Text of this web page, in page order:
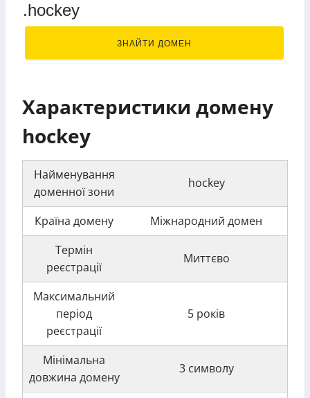
.hockey
ЗНАЙТИ ДОМЕН
Характеристики домену
hockey
Найменування
доменної зони
hockey
Країна домену
Міжнародний домен
Термін
реєстрації
Миттєво
Максимальний
період
реєстрації
5 років
Мінімальна
довжина домену
3 символу